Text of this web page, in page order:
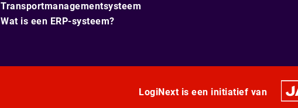
Transportmanagementsysteem
Wat is een ERP-systeem?
LogiNext is een initiatief van